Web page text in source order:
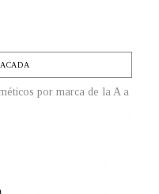
por marca de la A a